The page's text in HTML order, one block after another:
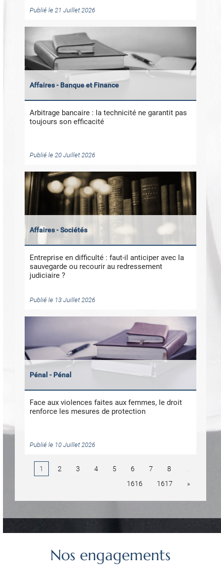
Publié le 21 Juillet 2026
Affaires - Banque et Finance
Arbitrage bancaire : la technicité ne garantit pas
toujours son efficacité
Publié le 20 Juillet 2026
Affaires - Sociétés
Entreprise en difficulté : faut-il anticiper avec la
sauvegarde ou recourir au redressement
judiciaire ?
Publié le 13 Juillet 2026
Pénal - Pénal
Face aux violences faites aux femmes, le droit
renforce les mesures de protection
Publié le 10 Juillet 2026
1 2 3 4 5 6 7 8
1616
1617 »
Nos engagements